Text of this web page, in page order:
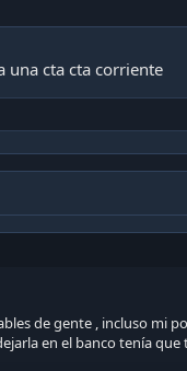
una cta cta corriente
de gente , incluso mi
en el banco tenía